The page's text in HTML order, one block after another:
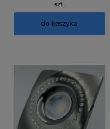
szt.
do koszyka